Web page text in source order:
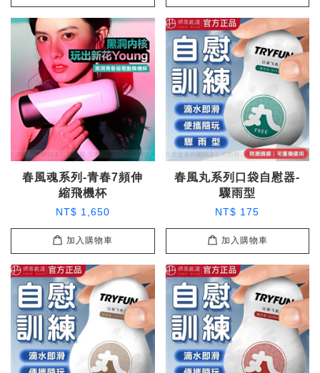
春風魂系列-青春7頻伸
縮飛機杯
NT$ 1,650
加入購物車
春風丸系列口袋自慰器-
驟雨型
NT$ 175
加入購物車